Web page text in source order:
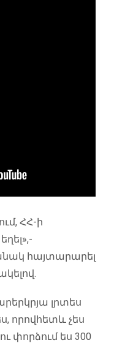
ՀՀ-ի
հայտարարել
լրտես
որովհետև չես
փորձում ես 300